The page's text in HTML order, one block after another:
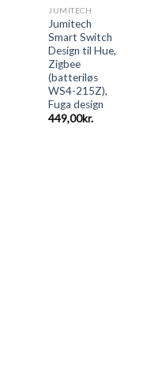
JUMITECH
Jumitech
Smart Switch
Design til Hue,
Zigbee
(batteriløs
WS4-215Z),
Fuga design
449,00kr.